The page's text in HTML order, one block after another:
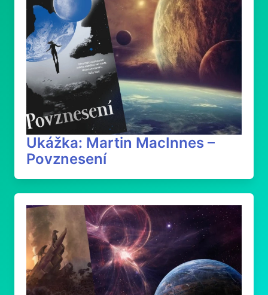
Ukážka: Martin MacInnes –
Povznesení